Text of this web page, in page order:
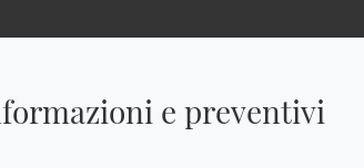
e preventivi